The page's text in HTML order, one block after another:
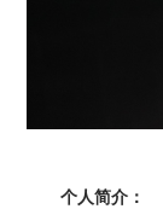
个人简介：